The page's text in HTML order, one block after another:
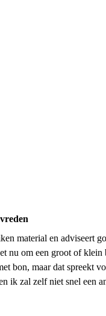
material en adviseert
nu om een groot of
bon, maar dat spreekt
ik zal zelf niet snel een